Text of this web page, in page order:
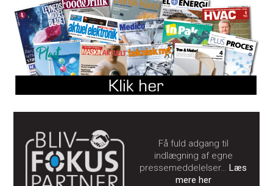
Få fuld adgang til
indlægning af egne
pressemeddelelser…Læs
mere her